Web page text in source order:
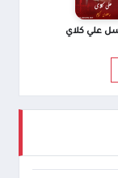
علي كلاي